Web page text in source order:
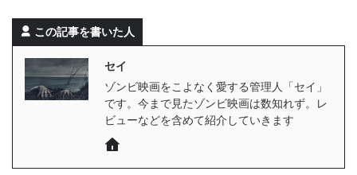
この記事を書いた人
セイ
ゾンビ映画をこよなく愛する管理人「セイ」
です。今まで見たゾンビ映画は数知れず。レ
ビューなどを含めて紹介していきます